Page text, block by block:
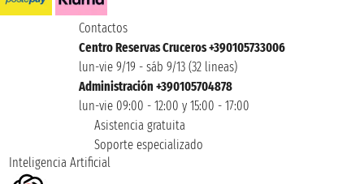
Contactos
Centro Reservas Cruceros +390105733006
lun-vie 9/19 - sáb 9/13 (32 lineas)
Administración +390105704878
lun-vie 09:00 - 12:00 y 15:00 - 17:00
Asistencia gratuita
Soporte especializado
Inteligencia Artificial